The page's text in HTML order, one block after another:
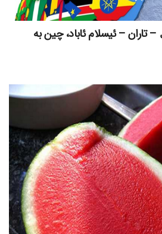
تاران – ئیسلام ئاباد، چین بە